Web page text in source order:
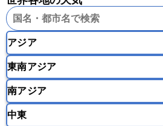
アジア
韓国
モンゴル
東南アジア
インドネシア
南アジア
中東